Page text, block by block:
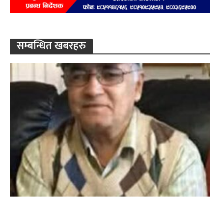
सम्बन्धित खबरहरु